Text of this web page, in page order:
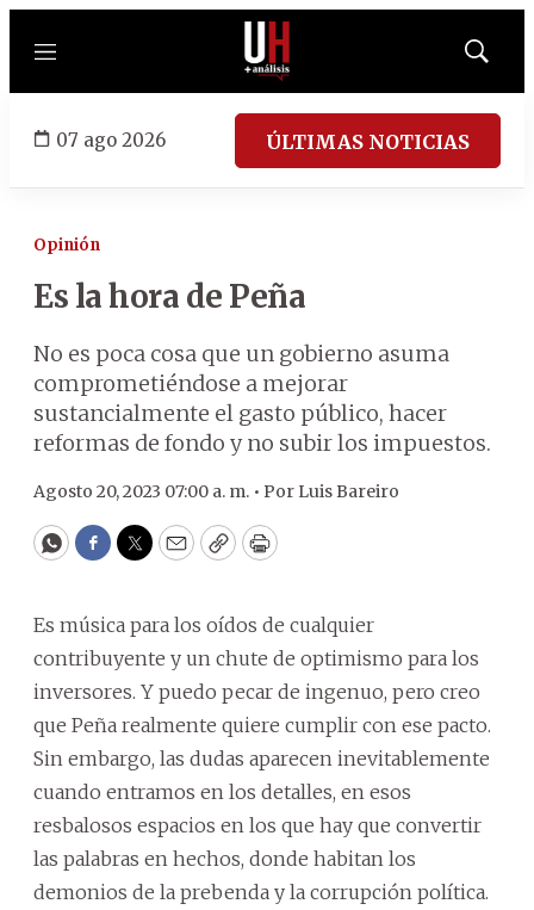
Menú
Mostrar
07 ago 2026 ÚLTIMAS NOTICIAS
Opinión
Es la hora de Peña
No es poca cosa que un gobierno asuma
comprometiéndose a mejorar
sustancialmente el gasto público, hacer
reformas de fondo y no subir los impuestos.
Agosto 20, 2023 07:00 a. m. • Por Luis Bareiro
WhatsApp
Facebook
Twitter
EmailCopyPrint
Es música para los oídos de cualquier
contribuyente y un chute de optimismo para los
inversores. Y puedo pecar de ingenuo, pero creo
que Peña realmente quiere cumplir con ese pacto.
Sin embargo, las dudas aparecen inevitablemente
cuando entramos en los detalles, en esos
resbalosos espacios en los que hay que convertir
las palabras en hechos, donde habitan los
demonios de la prebenda y la corrupción política.